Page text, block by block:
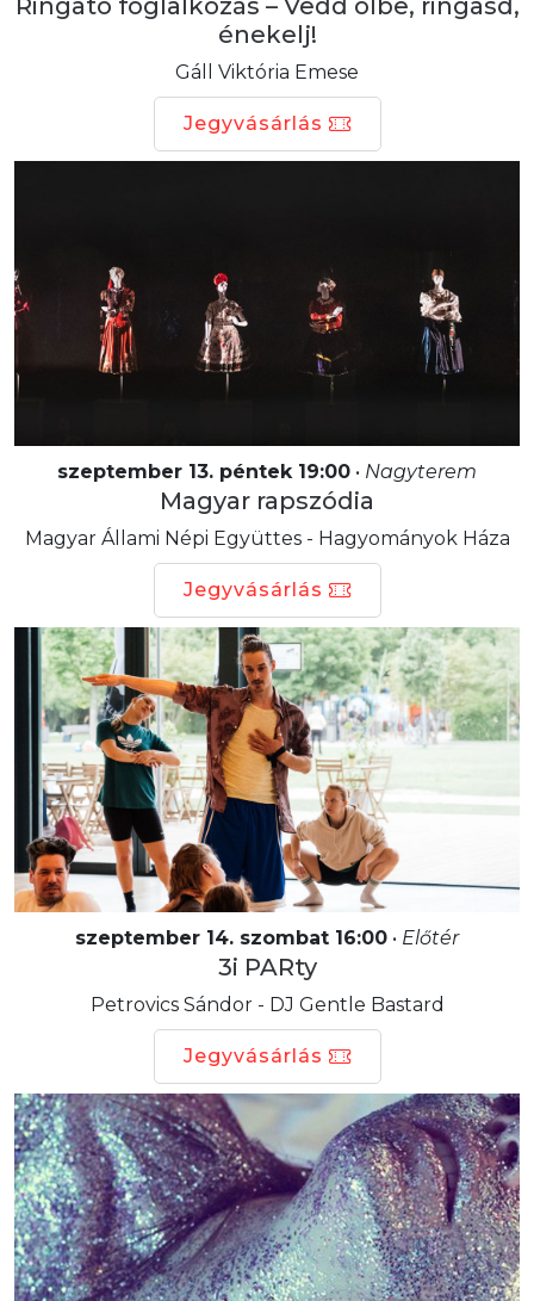
Ringató foglalkozás – Vedd ölbe, ringasd,
énekelj!
Gáll Viktória Emese
Jegyvásárlás
szeptember 13. péntek 19:00 • Nagyterem
Magyar rapszódia
Magyar Állami Népi Együttes - Hagyományok Háza
Jegyvásárlás
szeptember 14. szombat 16:00 • Előtér
3i PARty
Petrovics Sándor - DJ Gentle Bastard
Jegyvásárlás